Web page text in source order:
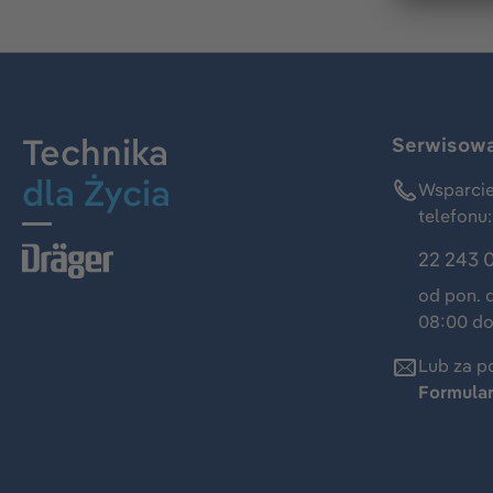
Technika
dla Życia
telefonu:
22 243
od pon.
08:00
Lub za